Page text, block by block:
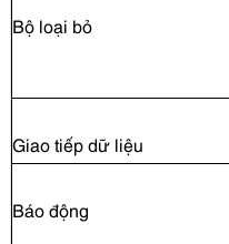
Bộ loại bỏ
Giao tiếp dữ liệu
Báo động